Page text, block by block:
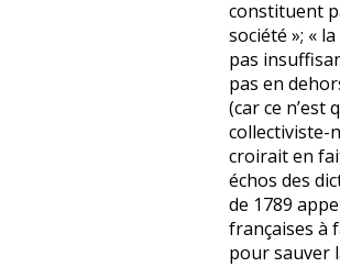
constituent
société »; «
pas
pas en
(car ce n’est
collectiviste-
croirait en
échos des
de 1789
françaises à
pour sauver